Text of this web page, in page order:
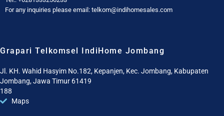
For any inquiries please email: telkom@indihomesales.com
Grapari Telkomsel IndiHome Jombang
Jl. KH. Wahid Hasyim No.182, Kepanjen, Kec. Jombang, Kabupaten
Jombang, Jawa Timur 61419
188
Maps